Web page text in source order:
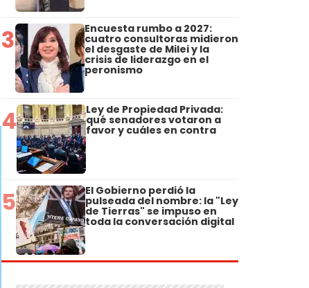
3 Encuesta rumbo a 2027:
cuatro consultoras midieron
el desgaste de Milei y la
crisis de liderazgo en el
peronismo
4 Ley de Propiedad Privada:
qué senadores votaron a
favor y cuáles en contra
5 El Gobierno perdió la
pulseada del nombre: la "Ley
de Tierras" se impuso en
toda la conversación digital